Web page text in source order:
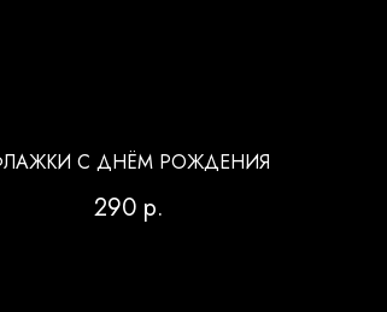
С ДНЁМ РОЖДЕНИЯ
290 р.